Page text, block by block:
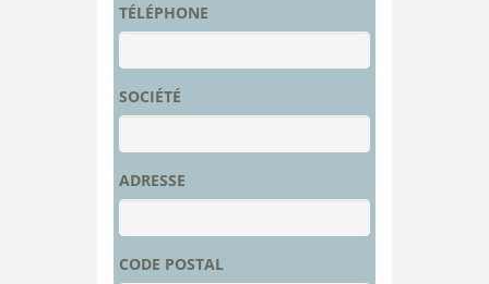
TÉLÉPHONE
SOCIÉTÉ
ADRESSE
CODE POSTAL